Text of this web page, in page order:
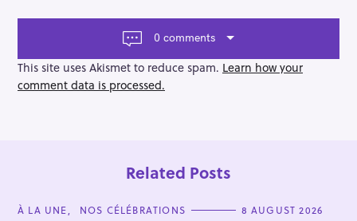
a
g
a
t
0 comments
This site uses Akismet to reduce spam. Learn how your
comment data is processed.
Related Posts
C
À LA UNE NOS CÉLÉBRATIONS 8 AUGUST 2026